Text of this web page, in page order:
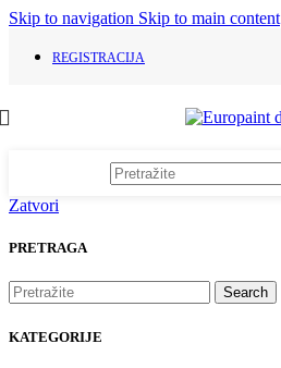
Skip to navigation Skip to main content
REGISTRACIJA
Zatvori
PRETRAGA
Search
KATEGORIJE